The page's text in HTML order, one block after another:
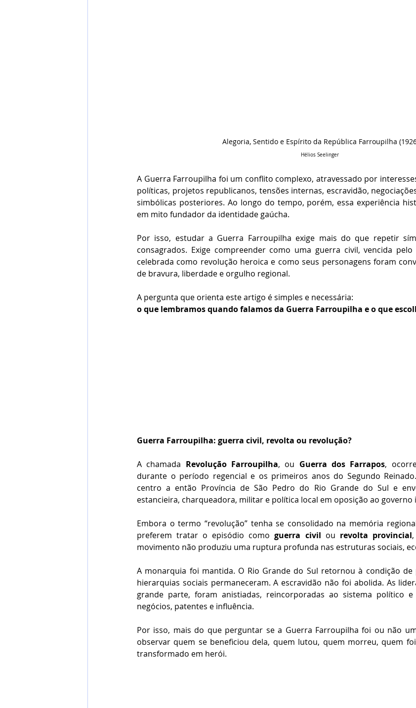
Alegoria, Sentido e Espírito da República Farroupilha
Hélios Seelinger
A Guerra Farroupilha foi um conflito complexo, atravessado por
políticas, projetos republicanos, tensões internas, escravidão,
simbólicas posteriores. Ao longo do tempo, porém, essa experiência
em mito fundador da identidade gaúcha.
Por isso, estudar a Guerra Farroupilha exige mais do que repetir
consagrados. Exige compreender como uma guerra civil, vencida
celebrada como revolução heroica e como seus personagens foram
de bravura, liberdade e orgulho regional.
A pergunta que orienta este artigo é simples e necessária:
o que lembramos quando falamos da Guerra Farroupilha e o que
Guerra Farroupilha: guerra civil, revolta ou revolução?
A chamada Revolução Farroupilha, ou Guerra dos Farrapos,
durante o período regencial e os primeiros anos do Segundo
centro a então Província de São Pedro do Rio Grande do Sul e
estancieira, charqueadora, militar e política local em oposição ao governo
Embora o termo “revolução” tenha se consolidado na memória
preferem tratar o episódio como guerra civil ou revolta provincial
movimento não produziu uma ruptura profunda nas estruturas sociais,
A monarquia foi mantida. O Rio Grande do Sul retornou à condição de
hierarquias sociais permaneceram. A escravidão não foi abolida. As
grande parte, foram anistiadas, reincorporadas ao sistema político
negócios, patentes e influência.
Por isso, mais do que perguntar se a Guerra Farroupilha foi ou não
observar quem se beneficiou dela, quem lutou, quem morreu, quem
transformado em herói.